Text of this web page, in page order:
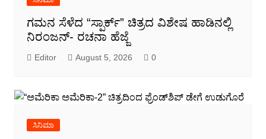
ಗಮನ ಸೆಳೆದ “ಸ್ಪಾರ್ಕ್” ಚಿತ್ರದ ವಿಶೇಷ ಹಾಡಿನಲ್ಲಿ
ನಿರಂಜನ್- ರಚನಾ ಹೆಜ್ಜೆ
Editor August 5, 2026 0
ಸಿನಿಮಾ